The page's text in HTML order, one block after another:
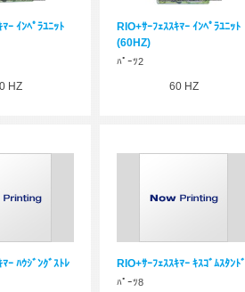
ｰ ｲﾝﾍﾟﾗﾕﾆｯﾄ
HZ
RIO+ｻｰﾌｪｽｽｷﾏｰ ｲﾝﾍﾟﾗﾕﾆｯﾄ
(60HZ)
ﾊﾟｰﾂ2
60 HZ
ｰ ﾊｳｼﾞﾝｸﾞｽﾄﾚ
RIO+ｻｰﾌｪｽｽｷﾏｰ ｷｽｺﾞﾑｽﾀﾝﾄﾞ
ﾊﾟｰﾂ8